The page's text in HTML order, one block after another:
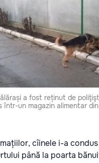
a fost reținut de
într-un magazin alimentar
cîinele i-a
până la poarta